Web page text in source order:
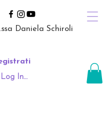
Daniela Schiroli
Log In Area Riservata